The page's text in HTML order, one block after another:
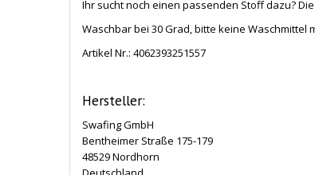
Ihr sucht noch einen passenden Stoff dazu?
Waschbar bei 30 Grad, bitte keine Waschmittel
Artikel Nr.: 4062393251557
Hersteller:
Swafing GmbH
Bentheimer Straße 175-179
48529 Nordhorn